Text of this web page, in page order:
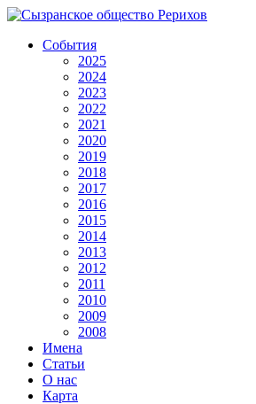
События
2025
2024
2023
2022
2021
2020
2019
2018
2017
2016
2015
2014
2013
2012
2011
2010
2009
2008
Имена
Статьи
О нас
Карта